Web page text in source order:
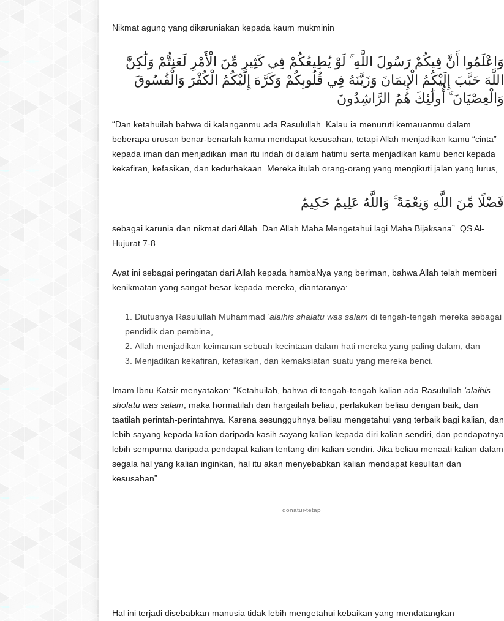
Nikmat agung yang dikaruniakan kepada kaum mukminin
اللَّهَ حَبَّبَ إِلَيْكُمُ الْإِيمَانَ وَزَيَّنَهُ فِي قُلُوبِكُمْ وَكَرَّهَ إِلَيْكُمُ الْكُفْرَ وَالْفُسُوقَ
وَالْعِصْيَانَ ۚ أُولَٰئِكَ هُمُ الرَّاشِدُونَ
“Dan ketahuilah bahwa di kalanganmu ada Rasulullah. Kalau ia menuruti kemauanmu dalam
beberapa urusan benar-benarlah kamu mendapat kesusahan, tetapi Allah menjadikan kamu “cinta”
kepada iman dan menjadikan iman itu indah di dalam hatimu serta menjadikan kamu benci kepada
kekafiran, kefasikan, dan kedurhakaan. Mereka itulah orang-orang yang mengikuti jalan yang lurus,
فَضْلًا مِّنَ اللَّهِ وَنِعْمَةً ۚ وَاللَّهُ عَلِيمٌ حَكِيمٌ
sebagai karunia dan nikmat dari Allah. Dan Allah Maha Mengetahui lagi Maha Bijaksana”. QS Al-
Hujurat 7-8
Ayat ini sebagai peringatan dari Allah kepada hambaNya yang beriman, bahwa Allah telah memberi
kenikmatan yang sangat besar kepada mereka, diantaranya:
Diutusnya Rasulullah Muhammad ‘alaihis shalatu was salam di tengah-tengah mereka sebagai
pendidik dan pembina,
Allah menjadikan keimanan sebuah kecintaan dalam hati mereka yang paling dalam, dan
Menjadikan kekafiran, kefasikan, dan kemaksiatan suatu yang mereka benci.
Imam Ibnu Katsir menyatakan: “Ketahuilah, bahwa di tengah-tengah kalian ada Rasulullah ‘alaihis
sholatu was salam , maka hormatilah dan hargailah beliau, perlakukan beliau dengan baik, dan
taatilah perintah-perintahnya. Karena sesungguhnya beliau mengetahui yang terbaik bagi kalian, dan
lebih sayang kepada kalian daripada kasih sayang kalian kepada diri kalian sendiri, dan pendapatnya
lebih sempurna daripada pendapat kalian tentang diri kalian sendiri. Jika beliau menaati kalian dalam
segala hal yang kalian inginkan, hal itu akan menyebabkan kalian mendapat kesulitan dan
kesusahan”.
donatur-tetap
Hal ini terjadi disebabkan manusia tidak lebih mengetahui kebaikan yang mendatangkan